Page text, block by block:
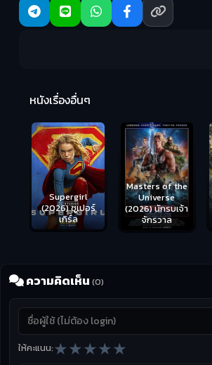
หนังเรื่องอื่นๆ
Supergirl
(2026) ซูเปอร์
เกิร์ล
Masters of the
Universe
(2026) นักรบเจ้า
จักรวาล
ความคิดเห็น (0)
ให้คะแนน:★★★★★